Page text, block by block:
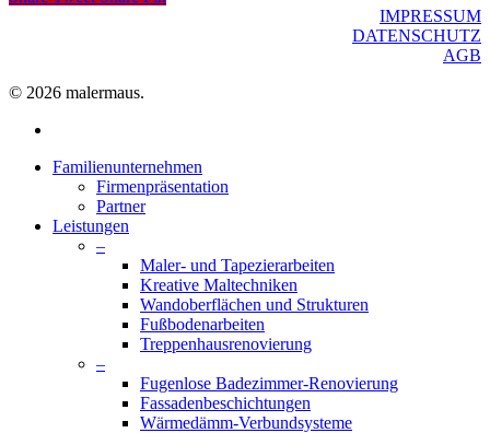
IMPRESSUM
DATENSCHUTZ
AGB
© 2026 malermaus.
Close
Familienunternehmen
Firmenpräsentation
Partner
Leistungen
–
Maler- und Tapezierarbeiten
Kreative Maltechniken
Wandoberflächen und Strukturen
Fußbodenarbeiten
Treppenhausrenovierung
–
Fugenlose Badezimmer-Renovierung
Fassadenbeschichtungen
Wärmedämm-Verbundsysteme